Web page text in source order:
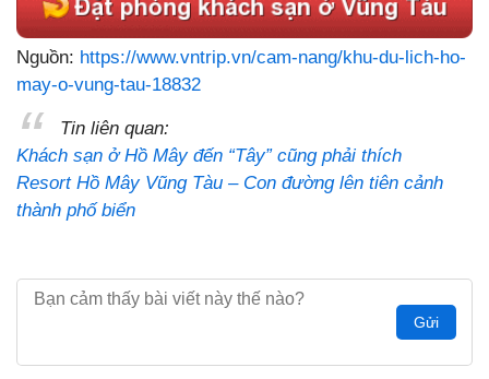
Nguồn: https://www.vntrip.vn/cam-nang/khu-du-lich-ho-
may-o-vung-tau-18832
Tin liên quan:
Khách sạn ở Hồ Mây đến “Tây” cũng phải thích
Resort Hồ Mây Vũng Tàu – Con đường lên tiên cảnh
thành phố biển
Gửi